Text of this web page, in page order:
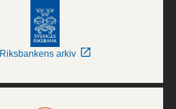
Riksbankens arkiv